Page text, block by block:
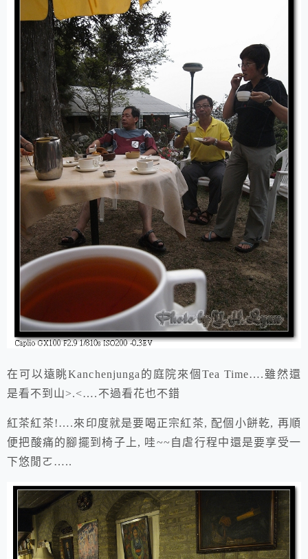
在可以遠眺Kanchenjunga的庭院來個Tea Time….雖然還
是看不到山>.<….不過看花也不錯
紅茶紅茶!….來印度就是要喝正宗紅茶, 配個小餅乾, 再順
便把酸痛的腳擺到椅子上, 哇~~自虐行程中還是要享受一
下悠閒ㄛ…..